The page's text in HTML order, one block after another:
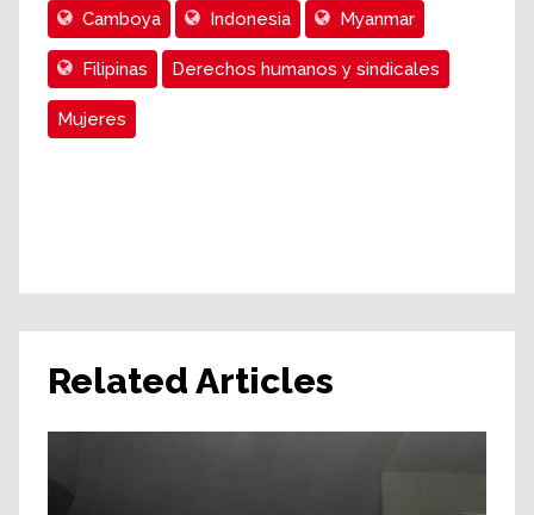
Camboya Indonesia Myanmar
Filipinas Derechos humanos y sindicales
Mujeres
Related Articles